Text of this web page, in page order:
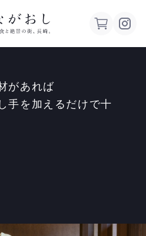
食
があれば
手を加えるだけで十